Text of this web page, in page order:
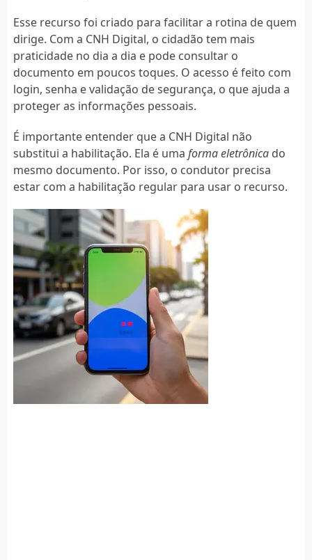
Esse recurso foi criado para facilitar a rotina de quem
dirige. Com a CNH Digital, o cidadão tem mais
praticidade no dia a dia e pode consultar o
documento em poucos toques. O acesso é feito com
login, senha e validação de segurança, o que ajuda a
proteger as informações pessoais.
É importante entender que a CNH Digital não
substitui a habilitação. Ela é uma forma eletrônicado
mesmo documento. Por isso, o condutor precisa
estar com a habilitação regular para usar o recurso.